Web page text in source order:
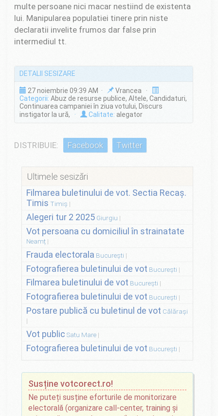
multe persoane nici macar nestiind de existenta
lui. Manipularea populatiei tinere prin niste
declaratii invelite frumos dar false prin
intermediul tt.
DETALII SESIZARE
27 noiembrie 09:39 AM ·
Vrancea ·
Categorii: Abuz de resurse publice, Altele, Candidaturi,
Continuarea campaniei în ziua votului, Discurs
instigator la ură,
· Calitate: alegator
DISTRIBUIE: Facebook Twitter
Ultimele sesizări
Filmarea buletinului de vot. Sectia Recaș.
Timis Timiș
Alegeri tur 2 2025 Giurgiu
Vot persoana cu domiciliul în strainatate
Neamț
Frauda electorala București
Fotografierea buletinului de vot București
Filmarea buletinului de vot București
Fotografierea buletinului de vot București
Postare publică cu buletinul de vot Călărași
Vot public Satu Mare
Fotografierea buletinului de vot București
Susține votcorect.ro!
Ne puteți susține eforturile de monitorizare
electorală (organizare call-center, training și